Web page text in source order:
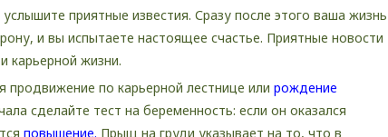
приятные известия. Сразу после этого ваша жизнь
и вы испытаете настоящее счастье. Приятные новости
карьерной жизни.
по карьерной лестнице или рождение
сделайте тест на беременность: если он оказался
повышение. Прыщ на груди указывает на то, что в